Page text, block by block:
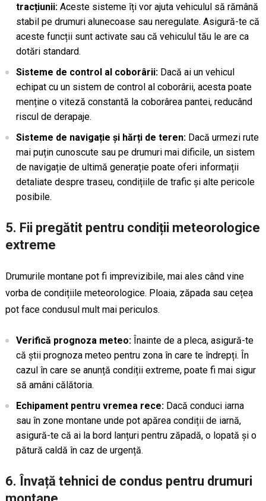
tracțiunii:Aceste sisteme îți vor ajuta vehiculul să rămână
stabil pe drumuri alunecoase sau neregulate. Asigură-te că
aceste funcții sunt activate sau că vehiculul tău le are ca
dotări standard.
Sisteme de control al coborârii:Dacă ai un vehicul
echipat cu un sistem de control al coborârii, acesta poate
menține o viteză constantă la coborârea pantei, reducând
riscul de derapaje.
Sisteme de navigație și hărți de teren:Dacă urmezi rute
mai puțin cunoscute sau pe drumuri mai dificile, un sistem
de navigație de ultimă generație poate oferi informații
detaliate despre traseu, condițiile de trafic și alte pericole
posibile.
5. Fii pregătit pentru condiții meteorologice
extreme
Drumurile montane pot fi imprevizibile, mai ales când vine
vorba de condițiile meteorologice. Ploaia, zăpada sau cețea
pot face condusul mult mai periculos.
Verifică prognoza meteo:Înainte de a pleca, asigură-te
că știi prognoza meteo pentru zona în care te îndrepți. În
cazul în care se anunță condiții extreme, poate fi mai sigur
să amâni călătoria.
Echipament pentru vremea rece:Dacă conduci iarna
sau în zone montane unde pot apărea condiții de iarnă,
asigură-te că ai la bord lanțuri pentru zăpadă, o lopată și o
pătură caldă în caz de urgență.
6. Învață tehnici de condus pentru drumuri